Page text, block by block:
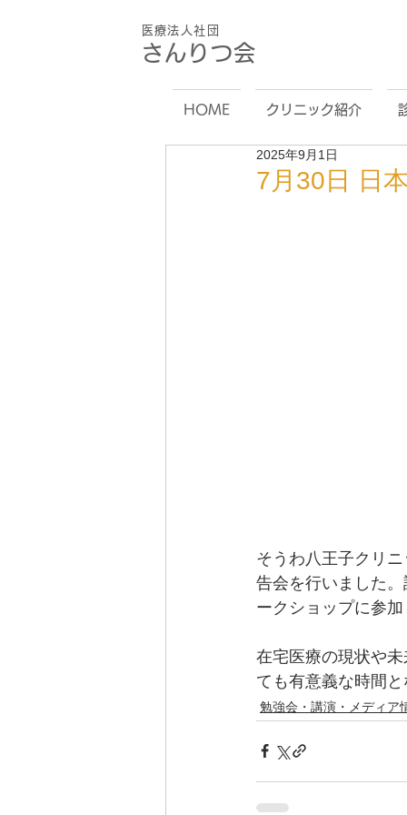
医療法人社団
さんりつ会
HOME クリニック紹介
7月30日 日
2025年9月1日
そうわ八王子クリ
告会を行いました
ークショップに参
在宅医療の現状や
ても有意義な時間
勉強会・講演・メディア